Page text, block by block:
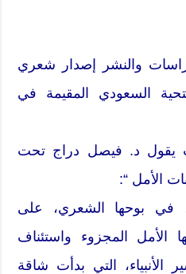
والنشر إصدار شعري
فتحية السعودي المقيمة في
يقول د. فيصل دراج تحت
الأمل “:
في بوحها الشعري، على
الأمل المجزوء واستئناف
الأنبياء، التي بدأت شاقة